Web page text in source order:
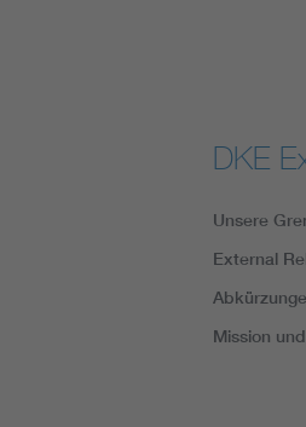
DKE
Unsere
External
Mission